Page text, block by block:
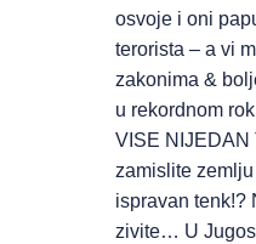
osvoje i oni
terorista – a vi
zakonima &
u rekordnom
VISE NIJEDAN
zamislite
ispravan tenk!?
zivite… U